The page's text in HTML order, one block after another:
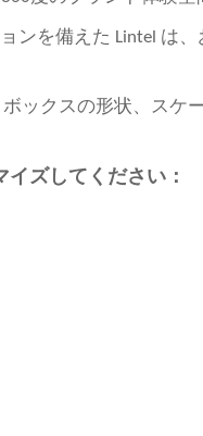
を備えた Lintel は
ックスの形状、スケ
ズしてください：